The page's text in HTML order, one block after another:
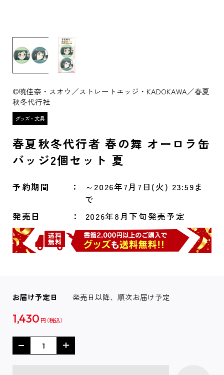
©暁佳奈・スオウ／ストレートエッジ・KADOKAWA／春夏
秋冬代行社
春夏秋冬代行者 春の舞 オーロラ缶
バッジ2個セット 夏
予約期間
～2026年7月7日(火) 23:59ま
で
発売日
2026年8月下旬発売予定
お届け予定日 発売日以降、順次お届け予定
1,430 円